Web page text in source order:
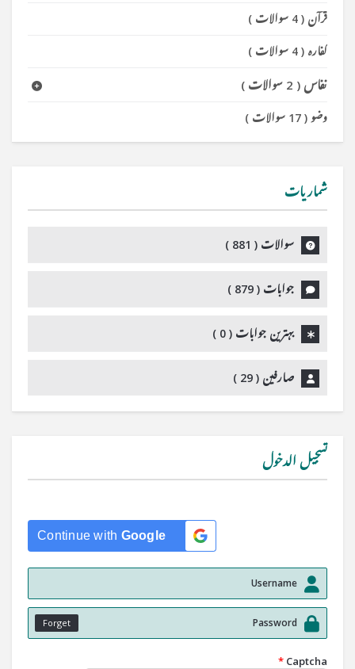
قرآن ( 4 سوالات )
کفارہ ( 4 سوالات )
نفاس ( 2 سوالات )
وضو ( 17 سوالات )
شماریات
سوالات ( 881
)
جوابات ( 879
)
بہترین جوابات ( 0
)
صارفین ( 29
)
تسجيل الدخول
Continue with Google
Forget
Captcha
*